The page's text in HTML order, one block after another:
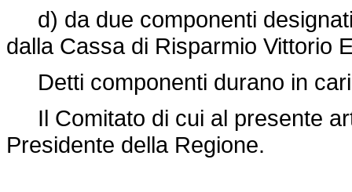
d) da due componenti
dalla Cassa di Risparmio Vittorio
Detti componenti durano in
Il Comitato di cui al presente
Presidente della Regione.